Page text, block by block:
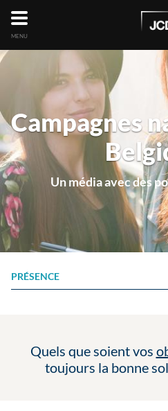
MENU
Campagnes
Un média avec des
PRÉSENCE
Quels que soient vos
toujours la bonne